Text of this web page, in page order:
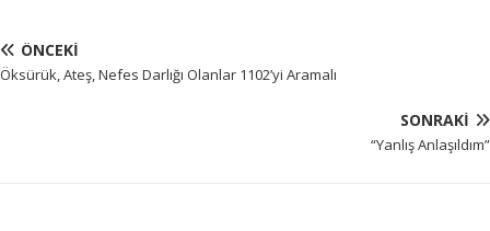
ÖNCEKI
Öksürük, Ateş, Nefes Darlığı Olanlar 1102’yi Aramalı
SONRAKI
“Yanlış Anlaşıldım”